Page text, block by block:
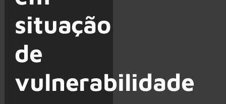
situação
de
vulnerabilidade